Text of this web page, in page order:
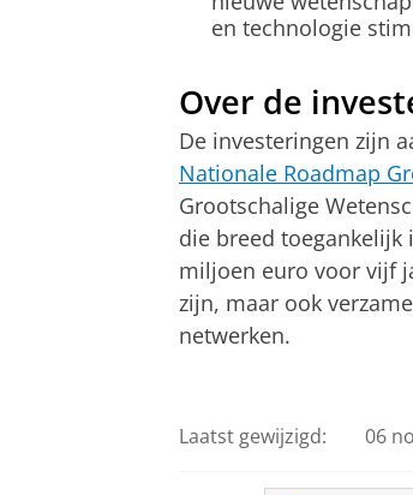
en technologie
Over de
De investeringen zijn
Nationale Roadmap
Grootschalige
die breed toegankelijk
miljoen euro voor vijf
zijn, maar ook
netwerken.
Laatst gewijzigd: 06